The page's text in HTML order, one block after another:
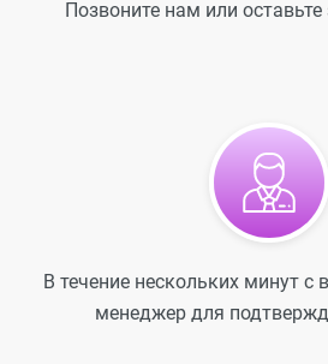
Позвоните нам или оставьте
В течение нескольких минут с
менеджер для